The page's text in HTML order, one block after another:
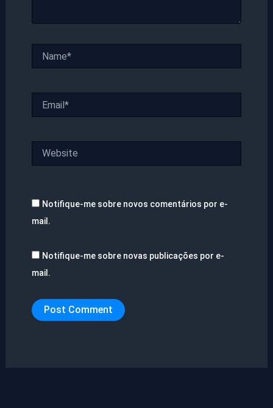
Notifique-me sobre novos comentários por e-
mail.
Notifique-me sobre novas publicações por e-
mail.